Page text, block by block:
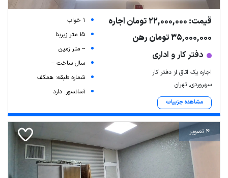
قیمت: 22,000,000 تومان اجاره
35,000,000 تومان رهن
دفتر کار و اداری
اجاره یک اتاق از دفتر کار
سهروردی, تهران
مشاهده جزییات
1 خواب
15 متر زیربنا
-- متر زمین
سال ساخت --
شماره طبقه: همکف
آسانسور: دارد
4 تصویر